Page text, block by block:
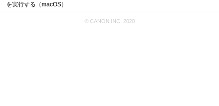
を実行する（macOS）
© CANON INC. 2020